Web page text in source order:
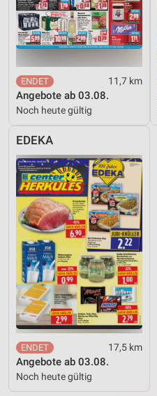
11,7 km
Angebote ab 03.08.
Noch heute gültig
EDEKA
17,5 km
Angebote ab 03.08.
Noch heute gültig